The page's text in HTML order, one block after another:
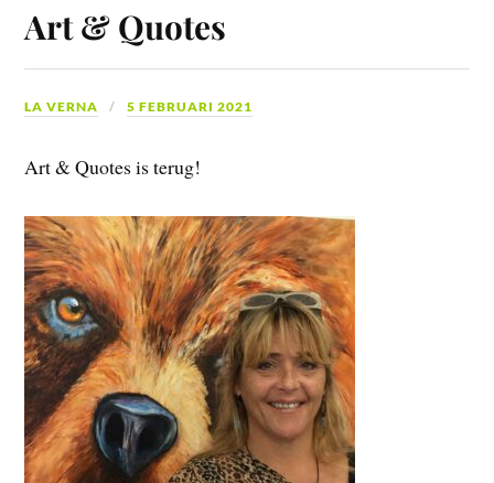
Art & Quotes
LA VERNA 5 FEBRUARI 2021
Art & Quotes is terug!